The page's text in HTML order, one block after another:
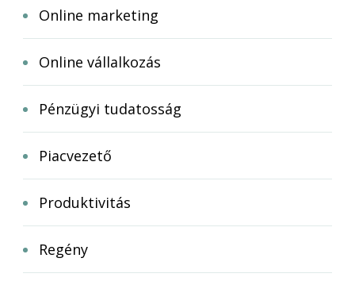
Online marketing
Online vállalkozás
Pénzügyi tudatosság
Piacvezető
Produktivitás
Regény